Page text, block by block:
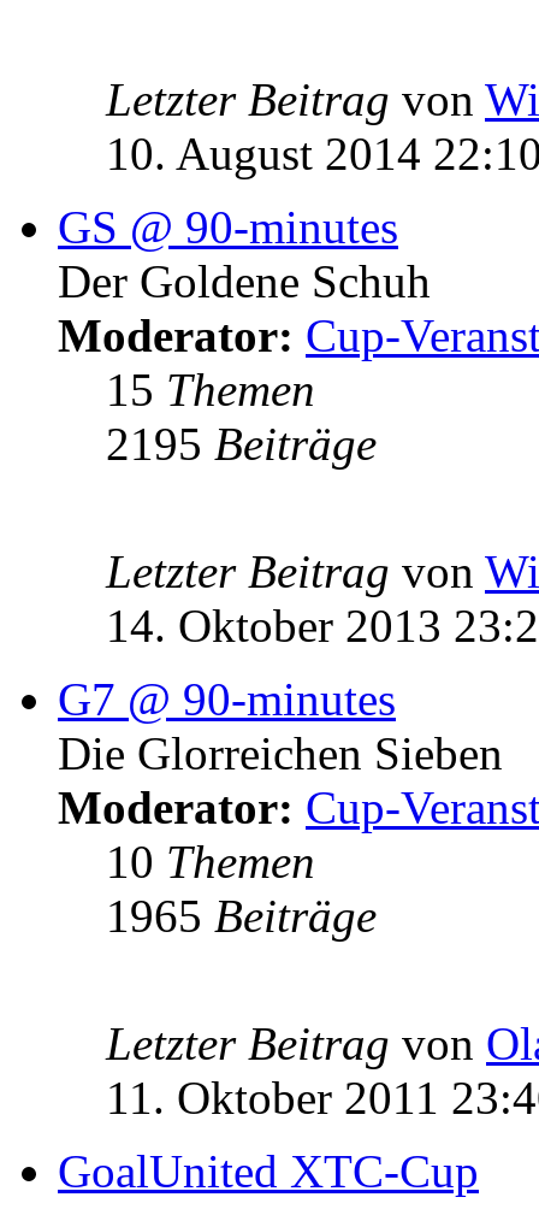
Letzter Beitrag von
10. August 2014
GS @ 90-minutes
Der Goldene Schuh
Moderator: Cup-
15 Themen
2195 Beiträge
Letzter Beitrag von
14. Oktober 2013
G7 @ 90-minutes
Die Glorreichen Sieben
Moderator: Cup-
10 Themen
1965 Beiträge
Letzter Beitrag von
11. Oktober 2011
GoalUnited XTC-Cup